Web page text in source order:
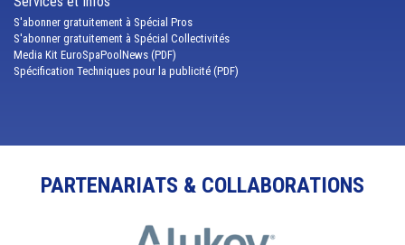
S'abonner gratuitement à Spécial Pros
S'abonner gratuitement à Spécial Collectivités
Media Kit EuroSpaPoolNews (PDF)
Spécification Techniques pour la publicité (PDF)
PARTENARIATS & COLLABORATIONS